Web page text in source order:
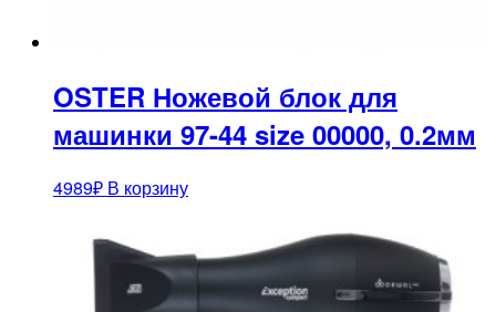
OSTER Ножевой блок для
машинки 97-44 size 00000, 0.2мм
4989₽ В корзину